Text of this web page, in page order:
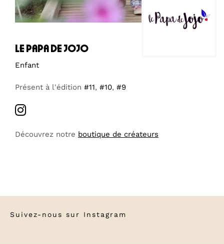
le papa de jojo
Enfant
Présent à l'édition #11, #10, #9
Découvrez notre boutique de créateurs
Suivez-nous sur Instagram